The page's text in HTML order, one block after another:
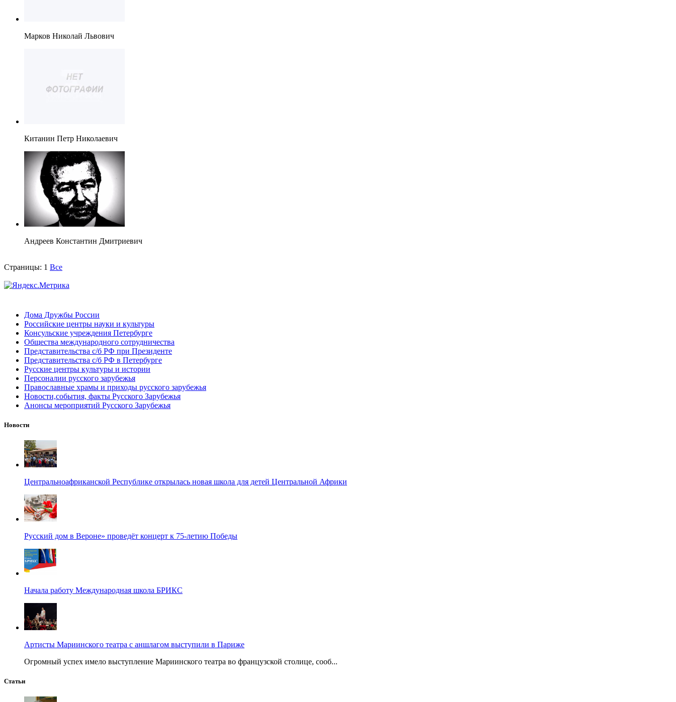
Марков Николай Львович
Китанин Петр Николаевич
Андреев Константин Дмитриевич
Страницы: 1 Все
Дома Дружбы России
Российские центры науки и культуры
Консульские учреждения Петербурге
Общества международного сотрудничества
Представительства с/б РФ при Президенте
Представительства с/б РФ в Петербурге
Русские центры культуры и истории
Персоналии русского зарубежья
Православные храмы и приходы русского зарубежья
Новости,события, факты Русского Зарубежья
Анонсы мероприятий Русского Зарубежья
Новости
Центральноафриканской Республике открылась новая школа для детей Центральной Африки
Русский дом в Вероне» проведёт концерт к 75-летию Победы
Начала работу Международная школа БРИКС
Артисты Мариинского театра с аншлагом выступили в Париже
Огромный успех имело выступление Мариинского театра во французской столице, сооб...
Статьи